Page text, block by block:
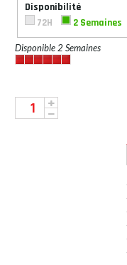
Disponibilité
72H
2 Semaines
Disponible 2 Semaines